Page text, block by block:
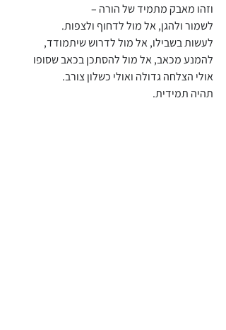
וזהו מאבק מתמיד של הורה –
לשמור ולהגן, אל מול לדחוף ולצפות.
לעשות בשבילו, אל מול לדרוש שיתמודד,
להמנע מכאב, אל מול להסתכן בכאב שסופו
אולי הצלחה גדולה ואולי כשלון צורב.
תהיה תמידית.